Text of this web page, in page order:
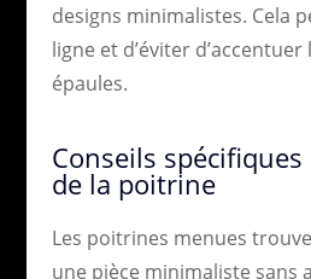
designs minimalistes. Cela
ligne et d’éviter
épaules.
Conseils
de la poitrine
Les poitrines menues
une pièce minimaliste sans